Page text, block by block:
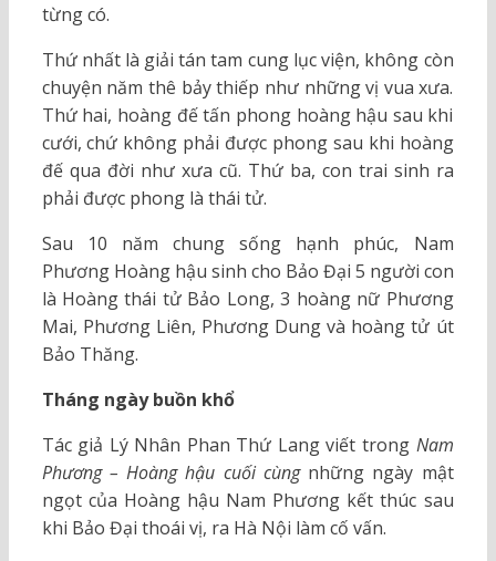
từng có.
Thứ nhất là giải tán tam cung lục viện, không còn
chuyện năm thê bảy thiếp như những vị vua xưa.
Thứ hai, hoàng đế tấn phong hoàng hậu sau khi
cưới, chứ không phải được phong sau khi hoàng
đế qua đời như xưa cũ. Thứ ba, con trai sinh ra
phải được phong là thái tử.
Sau 10 năm chung sống hạnh phúc, Nam
Phương Hoàng hậu sinh cho Bảo Đại 5 người con
là Hoàng thái tử Bảo Long, 3 hoàng nữ Phương
Mai, Phương Liên, Phương Dung và hoàng tử út
Bảo Thăng.
Tháng ngày buồn khổ
Tác giả Lý Nhân Phan Thứ Lang viết trong Nam
Phương – Hoàng hậu cuối cùngnhững ngày mật
ngọt của Hoàng hậu Nam Phương kết thúc sau
khi Bảo Đại thoái vị, ra Hà Nội làm cố vấn.